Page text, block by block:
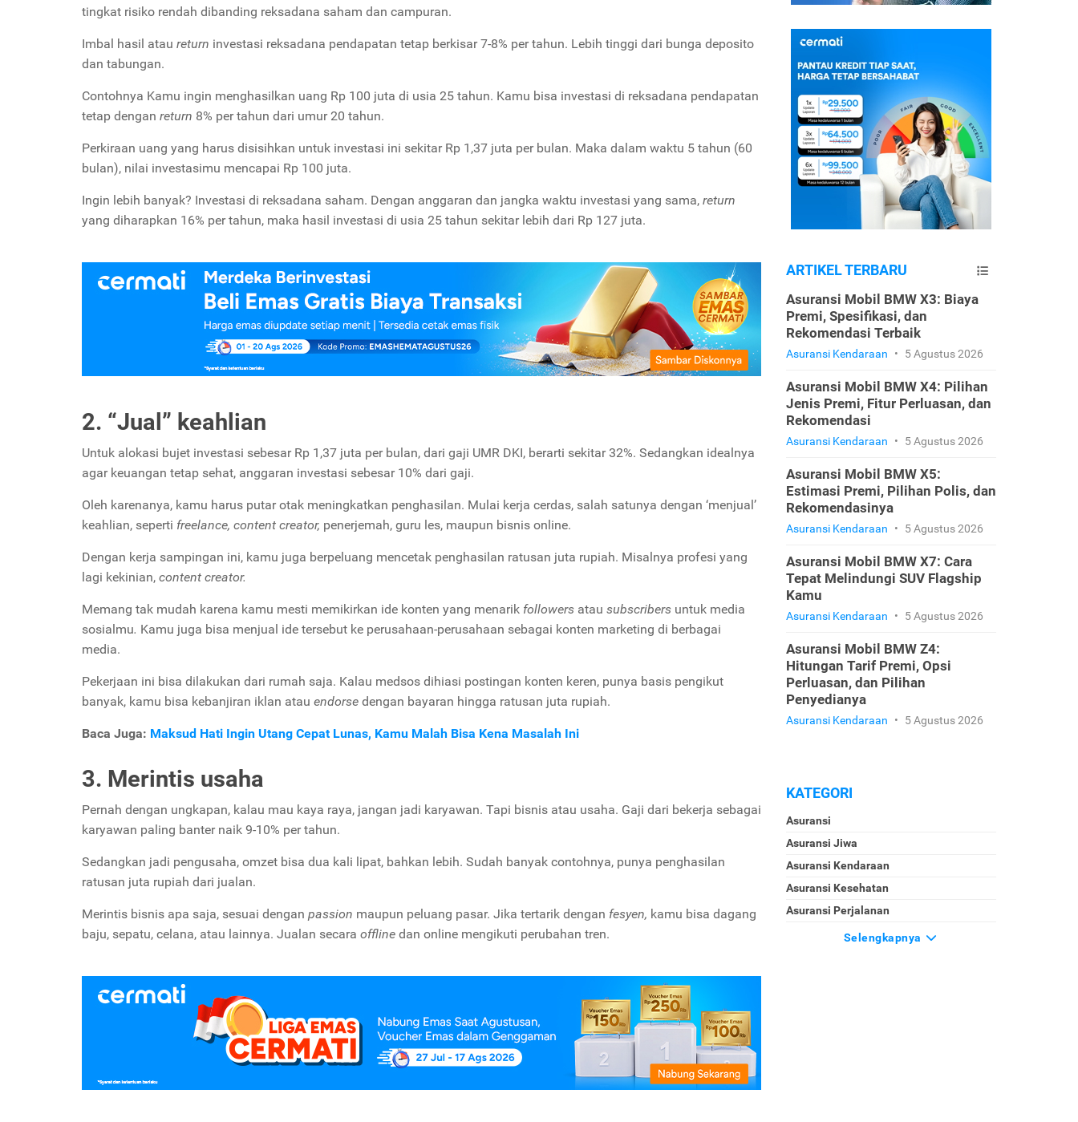
tingkat risiko rendah dibanding reksadana saham dan campuran.
Imbal hasil atau return investasi reksadana pendapatan tetap berkisar 7-8% per tahun. Lebih tinggi dari bunga deposito
dan tabungan.
Contohnya Kamu ingin menghasilkan uang Rp 100 juta di usia 25 tahun. Kamu bisa investasi di reksadana pendapatan
tetap dengan return 8% per tahun dari umur 20 tahun.
Perkiraan uang yang harus disisihkan untuk investasi ini sekitar Rp 1,37 juta per bulan. Maka dalam waktu 5 tahun (60
bulan), nilai investasimu mencapai Rp 100 juta.
Ingin lebih banyak? Investasi di reksadana saham. Dengan anggaran dan jangka waktu investasi yang sama, return
yang diharapkan 16% per tahun, maka hasil investasi di usia 25 tahun sekitar lebih dari Rp 127 juta.
2. “Jual” keahlian
Untuk alokasi bujet investasi sebesar Rp 1,37 juta per bulan, dari gaji UMR DKI, berarti sekitar 32%. Sedangkan idealnya
agar keuangan tetap sehat, anggaran investasi sebesar 10% dari gaji.
Oleh karenanya, kamu harus putar otak meningkatkan penghasilan. Mulai kerja cerdas, salah satunya dengan ‘menjual’
keahlian, seperti freelance, content creator, penerjemah, guru les, maupun bisnis online.
Dengan kerja sampingan ini, kamu juga berpeluang mencetak penghasilan ratusan juta rupiah. Misalnya profesi yang
lagi kekinian, content creator.
Memang tak mudah karena kamu mesti memikirkan ide konten yang menarik followers atau subscribers untuk media
sosialmu. Kamu juga bisa menjual ide tersebut ke perusahaan-perusahaan sebagai konten marketing di berbagai
media.
Pekerjaan ini bisa dilakukan dari rumah saja. Kalau medsos dihiasi postingan konten keren, punya basis pengikut
banyak, kamu bisa kebanjiran iklan atau endorse dengan bayaran hingga ratusan juta rupiah.
Baca Juga: Maksud Hati Ingin Utang Cepat Lunas, Kamu Malah Bisa Kena Masalah Ini
3. Merintis usaha
Pernah dengan ungkapan, kalau mau kaya raya, jangan jadi karyawan. Tapi bisnis atau usaha. Gaji dari bekerja sebagai
karyawan paling banter naik 9-10% per tahun.
Sedangkan jadi pengusaha, omzet bisa dua kali lipat, bahkan lebih. Sudah banyak contohnya, punya penghasilan
ratusan juta rupiah dari jualan.
Merintis bisnis apa saja, sesuai dengan passion maupun peluang pasar. Jika tertarik dengan fesyen, kamu bisa dagang
baju, sepatu, celana, atau lainnya. Jualan secara offline dan online mengikuti perubahan tren.
ARTIKEL TERBARU
Asuransi Mobil BMW X3: Biaya
Premi, Spesifikasi, dan
Rekomendasi Terbaik
Asuransi Kendaraan • 5 Agustus 2026
Asuransi Mobil BMW X4: Pilihan
Jenis Premi, Fitur Perluasan, dan
Rekomendasi
Asuransi Kendaraan • 5 Agustus 2026
Asuransi Mobil BMW X5:
Estimasi Premi, Pilihan Polis, dan
Rekomendasinya
Asuransi Kendaraan • 5 Agustus 2026
Asuransi Mobil BMW X7: Cara
Tepat Melindungi SUV Flagship
Kamu
Asuransi Kendaraan • 5 Agustus 2026
Asuransi Mobil BMW Z4:
Hitungan Tarif Premi, Opsi
Perluasan, dan Pilihan
Penyedianya
Asuransi Kendaraan • 5 Agustus 2026
KATEGORI
Asuransi
Asuransi Jiwa
Asuransi Kendaraan
Asuransi Kesehatan
Asuransi Perjalanan
Selengkapnya